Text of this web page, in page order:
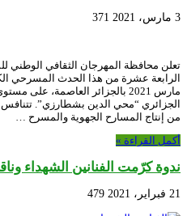
3 مارس، 2021 371
تعلن محافظة المهرجان الثقافي الوطني
مارس 2021 بالجزائر العاصمة،
من إنتاج المسارح الجهوية والمسرح …
أكمل القراءة »
ندوة كرّمت الفنانين الشهداء
21 فبراير، 2021 479